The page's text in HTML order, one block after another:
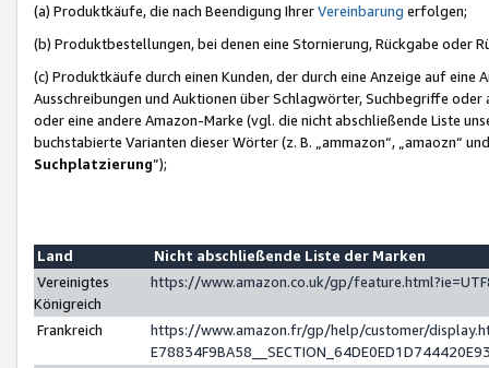
(a) Produktkäufe, die nach Beendigung IhrerVereinbarung erfolgen;
(b) Produktbestellungen, bei denen eine Stornierung, Rückgabe oder
(c) Produktkäufe durch einen Kunden, der durch eine Anzeige auf
Ausschreibungen und Auktionen über Schlagwörter, Suchbegriffe
oder eine andere Amazon-Marke (vgl. die nicht abschließende Liste
buchstabierte Varianten dieser Wörter (z. B. „ammazon“, „amaozn“
Suchplatzierung”);
Land
Nicht abschließende Liste der Marken
Vereinigtes
Königreich
https://www.amazon.co.uk/gp/
Frankreich
https://www.amazon.fr/gp/help/customer/